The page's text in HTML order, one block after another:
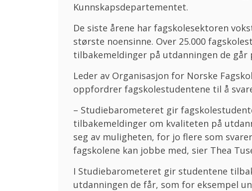
Kunnskapsdepartementet.
De siste årene har fagskolesektoren
største noensinne. Over 25.000
tilbakemeldinger på utdanningen de går
Leder av Organisasjon for Norske
oppfordrer fagskolestudentene til å
– Studiebarometeret gir
tilbakemeldinger om kvaliteten på
seg av muligheten, for jo flere som
fagskolene kan jobbe med, sier Thea
I Studiebarometeret gir studentene
utdanningen de får, som for eksempel